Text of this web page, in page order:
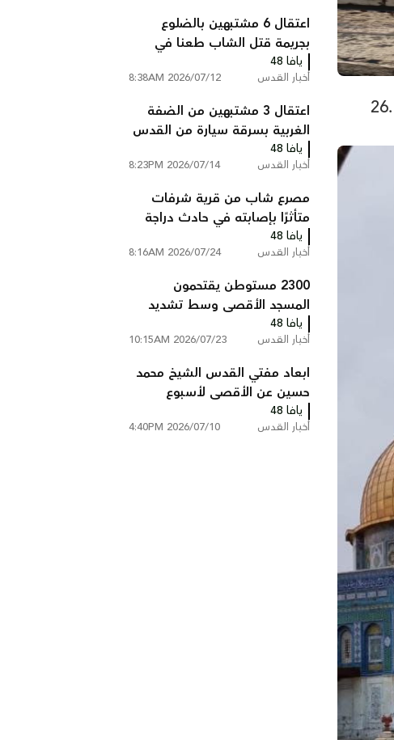
اعتقال 6 مشتبهين بالضلوع
بجريمة قتل الشاب طعنا في
القدس
يافا 48
أخبار القدس 2026/07/12 8:38AM
اعتقال 3 مشتبهين من الضفة
الغربية بسرقة سيارة من القدس
يافا 48
أخبار القدس 2026/07/14 8:23PM
مصرع شاب من قرية شرفات
متأثرًا بإصابته في حادث دراجة
نارية بالقدس
يافا 48
أخبار القدس 2026/07/24 8:16AM
2300 مستوطن يقتحمون
المسجد الأقصى وسط تشديد
القيود على المصلين
يافا 48
أخبار القدس 2026/07/23 10:15AM
ابعاد مفتي القدس الشيخ محمد
حسين عن الأقصى لأسبوع
يافا 48
أخبار القدس 2026/07/10 4:40PM